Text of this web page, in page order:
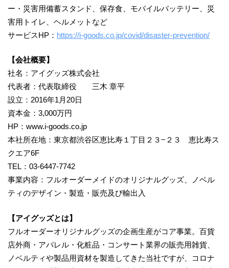
ー・災害用備蓄スタンド、保存食、モバイルバッテリー、災
害用トイレ、ヘルメットなど
サービスHP： https://i-goods.co.jp/covid/disaster-prevention/
【会社概要】
社名：アイグッズ株式会社
代表者：代表取締役 三木 章平
設立：2016年1月20日
資本金：3,000万円
HP：www.i-goods.co.jp
本社所在地：東京都渋谷区恵比寿１丁目２３−２３ 恵比寿ス
クエア6F
TEL：03-6447-7742
事業内容：フルオーダーメイドのオリジナルグッズ、ノベル
ティのデザイン・製造・販売及び輸出入
【アイグッズとは】
フルオーダーオリジナルグッズの企画生産がコア事業。百貨
店外商・アパレル・化粧品・コンサート業界の販売用雑貨、
ノベルティや製品用資材を製造してきた当社ですが、コロナ